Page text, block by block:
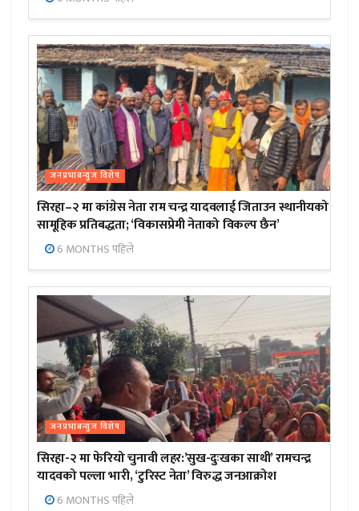
जनप्रभाबन्युज विशेष
सिरहा–२ मा कांग्रेस नेता राम चन्द्र यादवलाई जिताउन स्थानीयको
सामूहिक प्रतिबद्धता; ‘विकासप्रेमी नेताको विकल्प छैन’
6 MONTHS पहिले
जनप्रभाबन्युज विशेष
सिरहा-२ मा फेरियो चुनावी लहर:’सुख-दुःखका साथी’ रामचन्द्र
यादवको पल्ला भारी, ‘टुरिस्ट नेता’ विरुद्ध जनआक्रोश
6 MONTHS पहिले